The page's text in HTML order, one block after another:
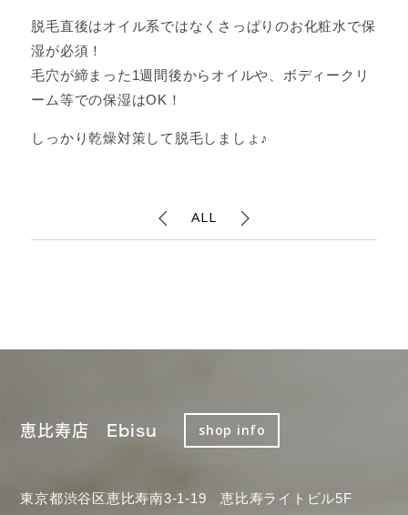
脱毛直後はオイル系ではなくさっぱりのお化粧水で保
湿が必須！
毛穴が締まった1週間後からオイルや、ボディークリ
ーム等での保湿はOK！
しっかり乾燥対策して脱毛しましょ♪
ALL
恵比寿店 Ebisu shop info
東京都渋谷区恵比寿南3-1-19 恵比寿ライトビル5F